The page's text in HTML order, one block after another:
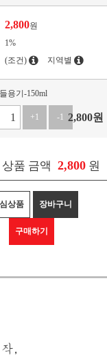
2,800원
1%
(조건) 지역별
용기-150ml
+1 -1 2,800원
상품 금액 2,800 원
상품 장바구니
구매하기